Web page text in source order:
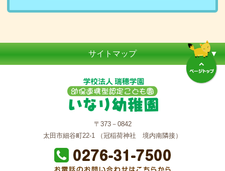
サイトマップ
〒373－0842
太田市細谷町22-1 （冠稲荷神社 境内南隣接）